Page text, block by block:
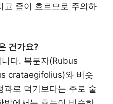
고 즙이 흐르므로 주의하
건가요?
다. 복분자(Rubus
crataegifolius)와 비슷
로 먹기보다는 주로 술